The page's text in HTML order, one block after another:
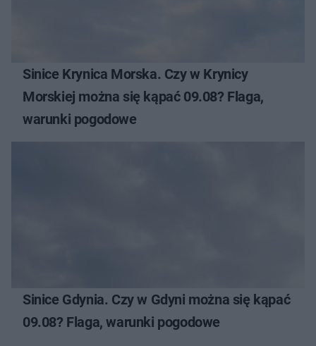
Sinice Krynica Morska. Czy w Krynicy
Morskiej można się kąpać 09.08? Flaga,
warunki pogodowe
Sinice Gdynia. Czy w Gdyni można się kąpać
09.08? Flaga, warunki pogodowe